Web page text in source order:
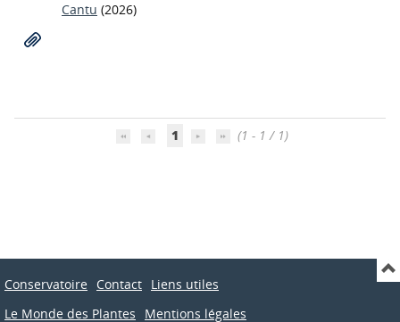
Cantu (2026)
1 (1 - 1 / 1)
Conservatoire Contact Liens utiles
Le Monde des Plantes
Mentions légales